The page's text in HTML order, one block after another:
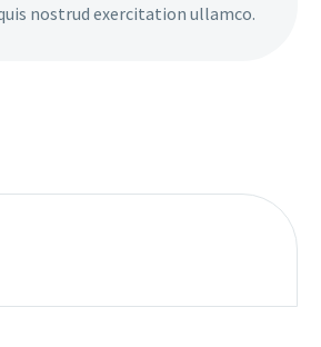
nostrud exercitation ullamco.